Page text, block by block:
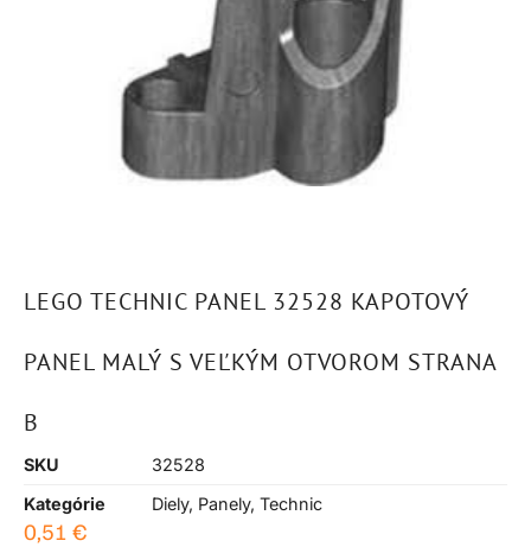
LEGO TECHNIC PANEL 32528 KAPOTOVÝ
PANEL MALÝ S VEĽKÝM OTVOROM STRANA
B
SKU
32528
Kategórie
Diely, Panely, Technic
0,51 €